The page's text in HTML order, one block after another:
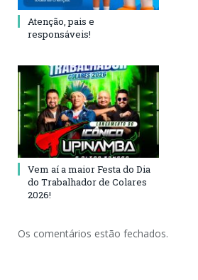
Atenção, pais e
responsáveis!
Vem aí a maior Festa do Dia
do Trabalhador de Colares
2026!
Os comentários estão fechados.